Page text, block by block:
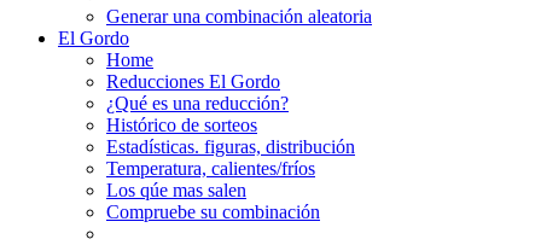
Generar una combinación aleatoria
El Gordo
Home
Reducciones El Gordo
¿Qué es una reducción?
Histórico de sorteos
Estadísticas. figuras, distribución
Temperatura, calientes/fríos
Los qúe mas salen
Compruebe su combinación